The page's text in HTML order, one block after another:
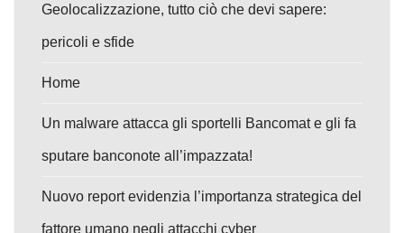
Geolocalizzazione, tutto ciò che devi sapere:
pericoli e sfide
Home
Un malware attacca gli sportelli Bancomat e gli fa
sputare banconote all’impazzata!
Nuovo report evidenzia l’importanza strategica del
fattore umano negli attacchi cyber